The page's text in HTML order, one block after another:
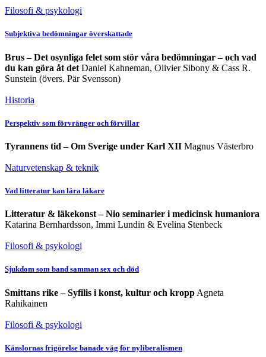
Filosofi & psykologi
Subjektiva bedömningar överskattade
Brus – Det osynliga felet som stör våra bedömningar – och vad
du kan göra åt det Daniel Kahneman, Olivier Sibony & Cass R.
Sunstein (övers. Pär Svensson)
Historia
Perspektiv som förvränger och förvillar
Tyrannens tid – Om Sverige under Karl XII Magnus Västerbro
Naturvetenskap & teknik
Vad litteratur kan lära läkare
Litteratur & läkekonst – Nio seminarier i medicinsk humaniora
Katarina Bernhardsson, Immi Lundin & Evelina Stenbeck
Filosofi & psykologi
Sjukdom som band samman sex och död
Smittans rike – Syfilis i konst, kultur och kropp Agneta
Rahikainen
Filosofi & psykologi
Känslornas frigörelse banade väg för nyliberalismen